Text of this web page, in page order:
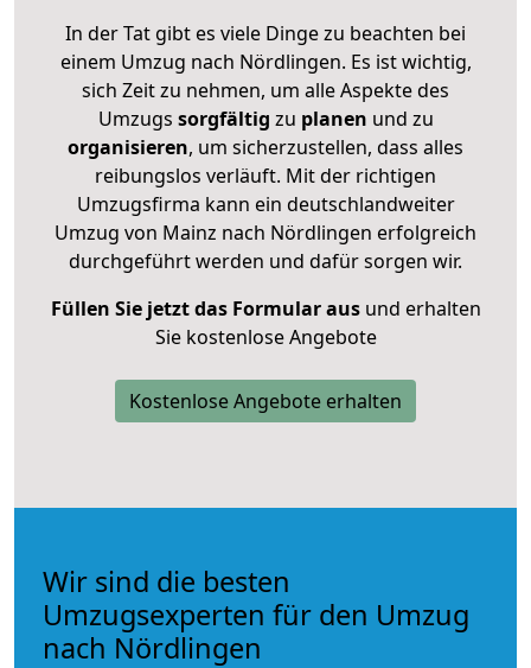
In der Tat gibt es viele Dinge zu beachten bei
einem Umzug nach Nördlingen. Es ist wichtig,
sich Zeit zu nehmen, um alle Aspekte des
Umzugs sorgfältig zu planen und zu
organisieren, um sicherzustellen, dass alles
reibungslos verläuft. Mit der richtigen
Umzugsfirma kann ein deutschlandweiter
Umzug von Mainz nach Nördlingen erfolgreich
durchgeführt werden und dafür sorgen wir.
Füllen Sie jetzt das Formular ausund erhalten
Sie kostenlose Angebote
Kostenlose Angebote erhalten
Wir sind die besten
Umzugsexperten für den Umzug
nach Nördlingen